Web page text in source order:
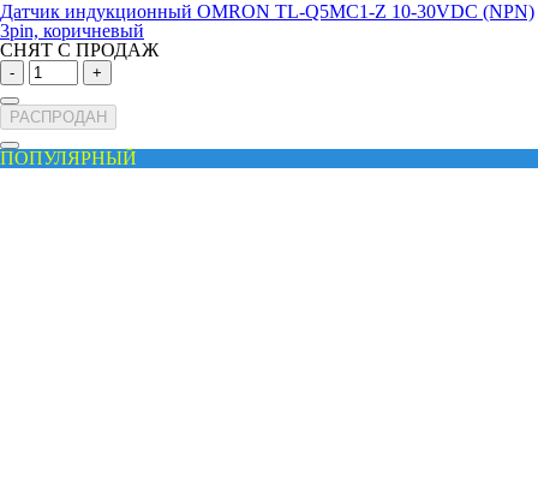
Датчик индукционный OMRON TL-Q5MC1-Z 10-30VDC (NPN)
3pin, коричневый
СНЯТ С ПРОДАЖ
- +
РАСПРОДАН
ПОПУЛЯРНЫЙ